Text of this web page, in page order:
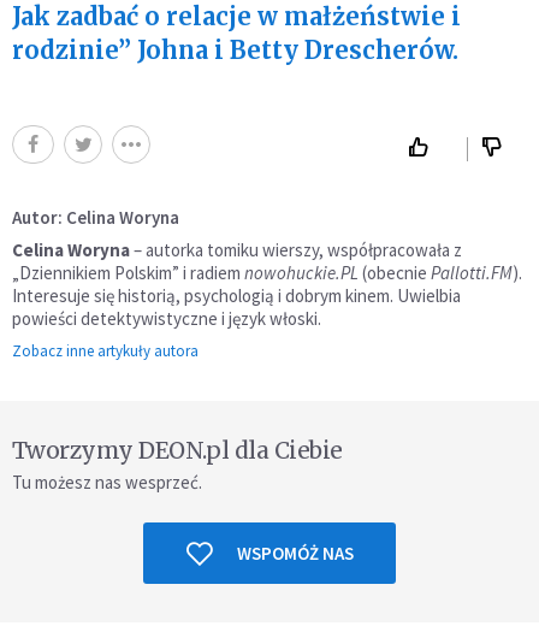
Jak zadbać o relacje w małżeństwie i
rodzinie” Johna i Betty Drescherów.
Autor: Celina Woryna
Celina Woryna– autorka tomiku wierszy, współpracowała z
„Dziennikiem Polskim” i radiem nowohuckie.PL (obecnie Pallotti.FM).
Interesuje się historią, psychologią i dobrym kinem. Uwielbia
powieści detektywistyczne i język włoski.
Zobacz inne artykuły autora
Tworzymy DEON.pl dla Ciebie
Tu możesz nas wesprzeć.
WSPOMÓŻ NAS